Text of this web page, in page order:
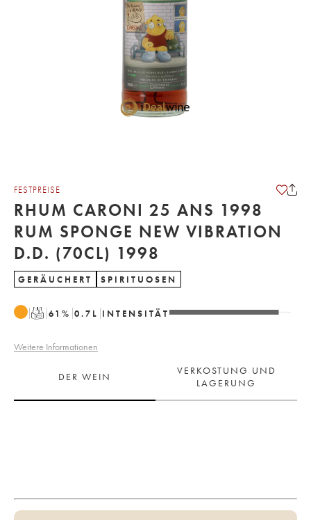
FESTPREISE
RHUM CARONI 25 ANS 1998
RUM SPONGE NEW VIBRATION
D.D. (70CL) 1998
GERÄUCHERT SPIRITUOSEN
T 61 % 0.7 L INTENSITÄT
Weitere Informationen
DER WEIN
VERKOSTUNG UND
LAGERUNG